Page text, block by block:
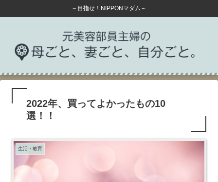
～目指せ！NIPPONマダム～
2022年、買ってよかったもの10
選！！
生活・教育